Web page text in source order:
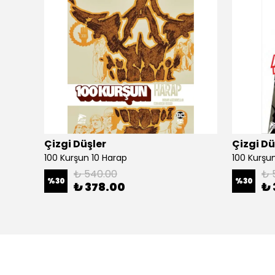
Çizgi Düşler
100 Kurşun 10 Harap
%30 ₺ 540.00
₺ 378.00
Çizgi
100
%30 ₺
₺